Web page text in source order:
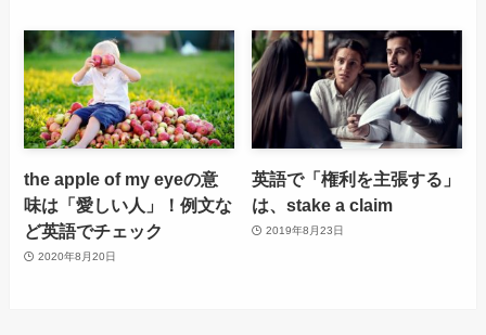
the apple of my eyeの意
味は「愛しい人」！例文な
ど英語でチェック
2020年8月20日
英語で「権利を主張する」
は、stake a claim
2019年8月23日